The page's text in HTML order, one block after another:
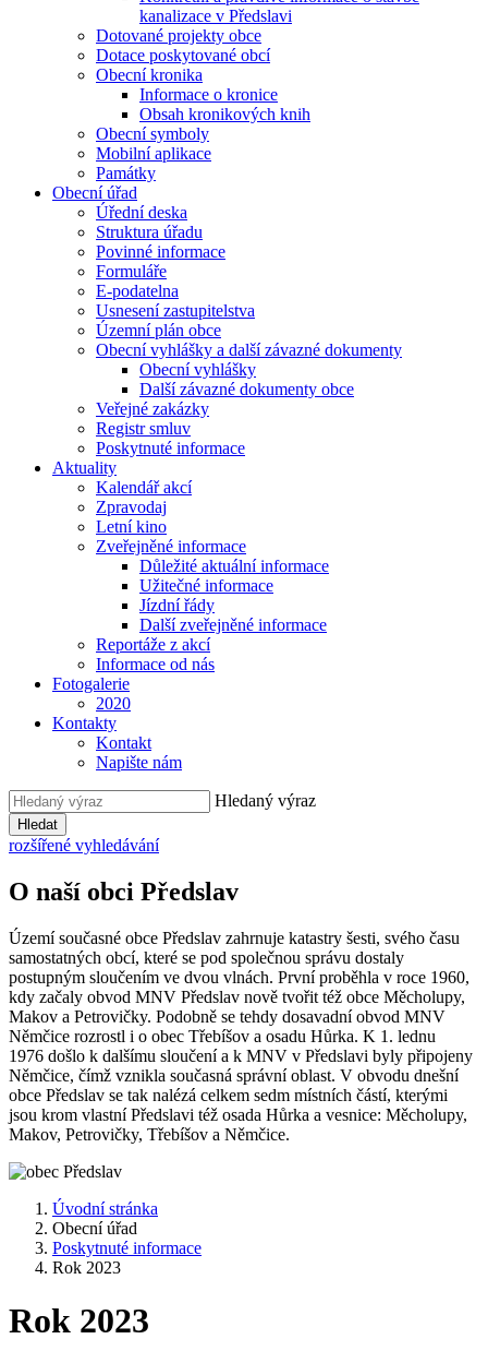
kanalizace v Předslavi
Dotované projekty obce
Dotace poskytované obcí
Obecní kronika
Informace o kronice
Obsah kronikových knih
Obecní symboly
Mobilní aplikace
Památky
Obecní úřad
Úřední deska
Struktura úřadu
Povinné informace
Formuláře
E-podatelna
Usnesení zastupitelstva
Územní plán obce
Obecní vyhlášky a další závazné dokumenty
Obecní vyhlášky
Další závazné dokumenty obce
Veřejné zakázky
Registr smluv
Poskytnuté informace
Aktuality
Kalendář akcí
Zpravodaj
Letní kino
Zveřejněné informace
Důležité aktuální informace
Užitečné informace
Jízdní řády
Další zveřejněné informace
Reportáže z akcí
Informace od nás
Fotogalerie
2020
Kontakty
Kontakt
Napište nám
Hledaný výraz
Hledat
rozšířené vyhledávání
O naší obci Předslav
Území současné obce Předslav zahrnuje katastry šesti, svého času
samostatných obcí, které se pod společnou správu dostaly
postupným sloučením ve dvou vlnách. První proběhla v roce 1960,
kdy začaly obvod MNV Předslav nově tvořit též obce Měcholupy,
Makov a Petrovičky. Podobně se tehdy dosavadní obvod MNV
Němčice rozrostl i o obec Třebíšov a osadu Hůrka. K 1. lednu
1976 došlo k dalšímu sloučení a k MNV v Předslavi byly připojeny
Němčice, čímž vznikla současná správní oblast. V obvodu dnešní
obce Předslav se tak nalézá celkem sedm místních částí, kterými
jsou krom vlastní Předslavi též osada Hůrka a vesnice: Měcholupy,
Makov, Petrovičky, Třebíšov a Němčice.
Úvodní stránka
Obecní úřad
Poskytnuté informace
Rok 2023
Rok 2023